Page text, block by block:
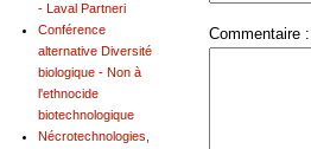
Commentaire :
- Laval Partneri
Conférence
alternative Diversité
biologique - Non à
l'ethnocide
biotechnologique
Nécrotechnologies,